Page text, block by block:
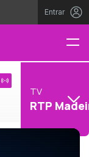
Entrar
TV
RTP